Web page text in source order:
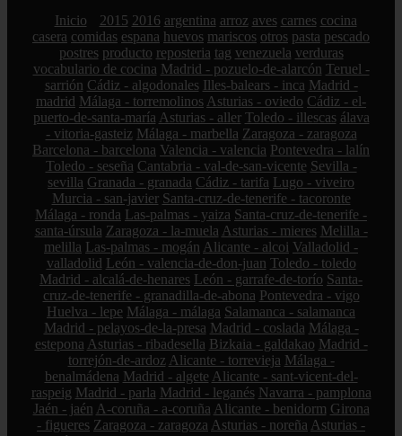
Inicio 2015 2016 argentina arroz aves carnes cocina
casera comidas espana huevos mariscos otros pasta pescado
postres producto reposteria tag venezuela verduras
vocabulario de cocina Madrid - pozuelo-de-alarcón Teruel -
sarrión Cádiz - algodonales Illes-balears - inca Madrid -
madrid Málaga - torremolinos Asturias - oviedo Cádiz - el-
puerto-de-santa-maría Asturias - aller Toledo - illescas álava
- vitoria-gasteiz Málaga - marbella Zaragoza - zaragoza
Barcelona - barcelona Valencia - valencia Pontevedra - lalín
Toledo - seseña Cantabria - val-de-san-vicente Sevilla -
sevilla Granada - granada Cádiz - tarifa Lugo - viveiro
Murcia - san-javier Santa-cruz-de-tenerife - tacoronte
Málaga - ronda Las-palmas - yaiza Santa-cruz-de-tenerife -
santa-úrsula Zaragoza - la-muela Asturias - mieres Melilla -
melilla Las-palmas - mogán Alicante - alcoi Valladolid -
valladolid León - valencia-de-don-juan Toledo - toledo
Madrid - alcalá-de-henares León - garrafe-de-torío Santa-
cruz-de-tenerife - granadilla-de-abona Pontevedra - vigo
Huelva - lepe Málaga - málaga Salamanca - salamanca
Madrid - pelayos-de-la-presa Madrid - coslada Málaga -
estepona Asturias - ribadesella Bizkaia - galdakao Madrid -
torrejón-de-ardoz Alicante - torrevieja Málaga -
benalmádena Madrid - algete Alicante - sant-vicent-del-
raspeig Madrid - parla Madrid - leganés Navarra - pamplona
Jaén - jaén A-coruña - a-coruña Alicante - benidorm Girona
- figueres Zaragoza - zaragoza Asturias - noreña Asturias -